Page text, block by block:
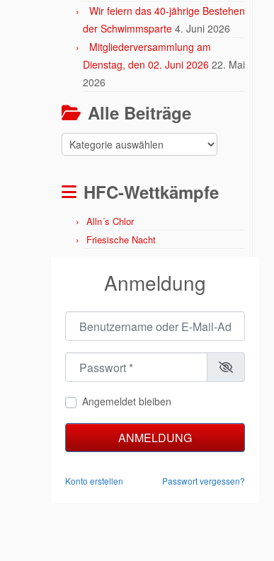
Wir feiern das 40-jährige Bestehen
der Schwimmsparte 4. Juni 2026
Mitgliederversammlung am
Dienstag, den 02. Juni 2026 22. Mai
2026
Alle Beiträge
Alle
Beiträge
HFC-Wettkämpfe
Alln´s Chlor
Friesische Nacht
Anmeldung
Angemeldet bleiben
ANMELDUNG
Konto erstellen Passwort vergessen?